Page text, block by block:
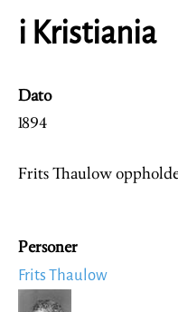
i Kristiania
Dato
1894
Frits Thaulow
Personer
Frits Thaulow
Image